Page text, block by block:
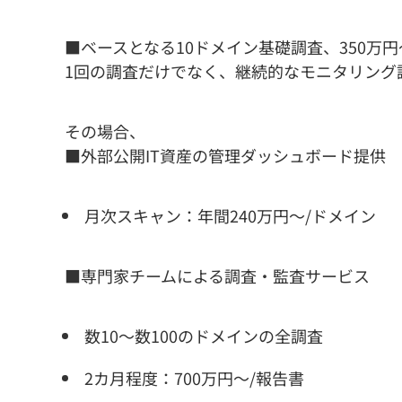
■ベースとなる10ドメイン基礎調査、350万円
1回の調査だけでなく、継続的なモニタリン
その場合、
■外部公開IT資産の管理ダッシュボード提供
月次スキャン：年間240万円～/ドメイン
■専門家チームによる調査・監査サービス
数10～数100のドメインの全調査
2カ月程度：700万円～/報告書